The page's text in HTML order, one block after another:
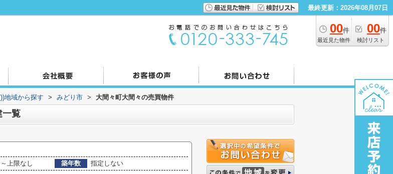
最終更新：2026年08月07日
00件
最近見た物件
00件
検討リスト
地域から探す > みどり市 > 大間々町大間々の売買物件
一覧
上限なし 築年数
指定しない